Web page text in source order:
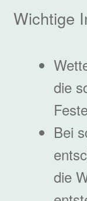
Wichtige
die
Bei
die